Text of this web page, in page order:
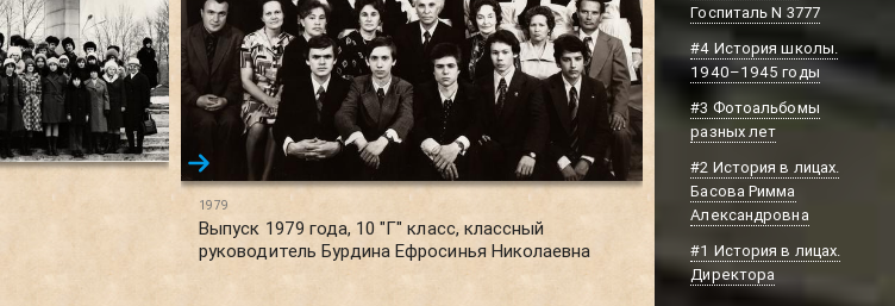
1979
Выпуск 1979 года, 10 "Г" класс, классный
руководитель Бурдина Ефросинья Николаевна
Госпиталь N 3777
#4 История школы.
1940–1945 годы
#3 Фотоальбомы
разных лет
#2 История в лицах.
Басова Римма
Александровна
#1 История в лицах.
Директора